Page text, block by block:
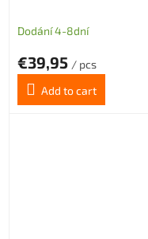
pr.1mm odlehčený krček
Dodání 4-8dní
€39,95 / pcs
Add to cart